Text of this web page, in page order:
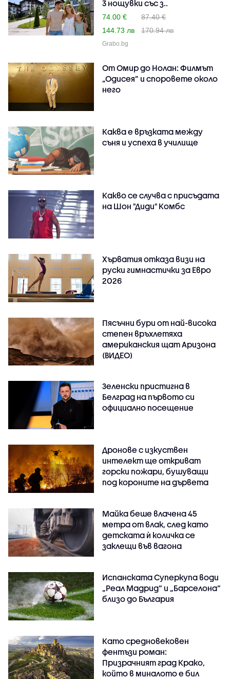
3 нощувки със з..
74.00 €
87.40 €
144.73 лв
170.94 лв
Grabo.bg
От Омир до Нолан: Филмът
„Одисея” и споровете около
него
Каква е връзката между
съня и успеха в училище
Какво се случва с присъдата
на Шон "Диди" Комбс
Хърватия отказа визи на
руски гимнастички за Евро
2026
Пясъчни бури от най-висока
степен връхлетяха
американския щат Аризона
(ВИДЕО)
Зеленски пристигна в
Белград на първото си
официално посещение
Дронове с изкуствен
интелект ще откриват
горски пожари, бушуващи
под короните на дървета
Майка беше влачена 45
метра от влак, след като
детската ѝ количка се
заклещи във вагона
Испанската Суперкупа води
„Реал Мадрид“ и „Барселона“
близо до България
Като средновековен
фентъзи роман:
Призрачният град Крако,
който в миналото е бил